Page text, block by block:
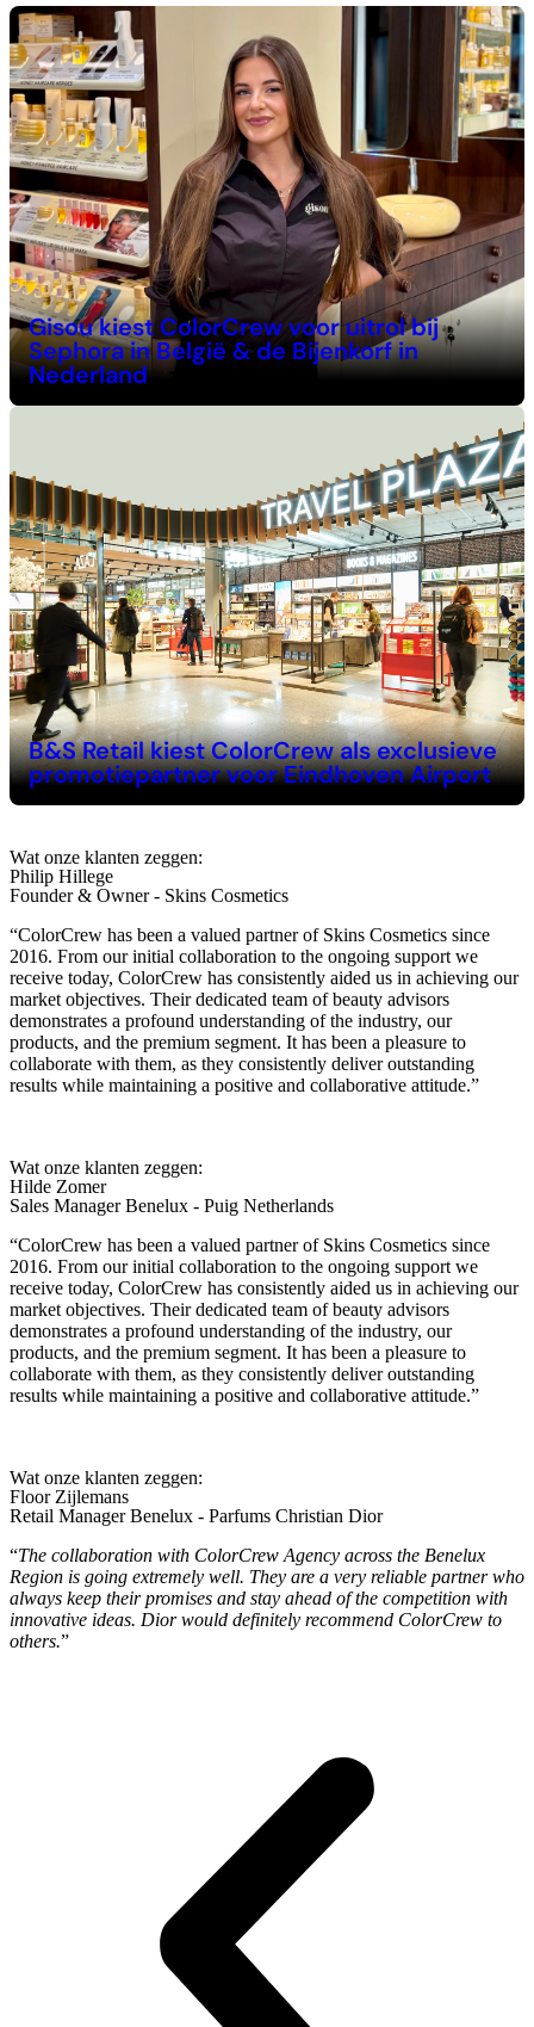
Gisou kiest ColorCrew voor uitrol bij
Sephora in België & de Bijenkorf in
Nederland
B&S Retail kiest ColorCrew als exclusieve
promotiepartner voor Eindhoven Airport
Wat onze klanten zeggen:
Philip Hillege
Founder & Owner - Skins Cosmetics
“ColorCrew has been a valued partner of Skins Cosmetics since
2016. From our initial collaboration to the ongoing support we
receive today, ColorCrew has consistently aided us in achieving our
market objectives. Their dedicated team of beauty advisors
demonstrates a profound understanding of the industry, our
products, and the premium segment. It has been a pleasure to
collaborate with them, as they consistently deliver outstanding
results while maintaining a positive and collaborative attitude.”
Wat onze klanten zeggen:
Hilde Zomer
Sales Manager Benelux - Puig Netherlands
“ColorCrew has been a valued partner of Skins Cosmetics since
2016. From our initial collaboration to the ongoing support we
receive today, ColorCrew has consistently aided us in achieving our
market objectives. Their dedicated team of beauty advisors
demonstrates a profound understanding of the industry, our
products, and the premium segment. It has been a pleasure to
collaborate with them, as they consistently deliver outstanding
results while maintaining a positive and collaborative attitude.”
Wat onze klanten zeggen:
Floor Zijlemans
Retail Manager Benelux - Parfums Christian Dior
“The collaboration with ColorCrew Agency across the Benelux
Region is going extremely well. They are a very reliable partner who
always keep their promises and stay ahead of the competition with
innovative ideas. Dior would definitely recommend ColorCrew to
others.”